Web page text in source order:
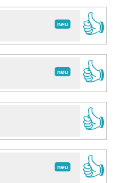
neu
👍
neu
👍
👍
neu
👍